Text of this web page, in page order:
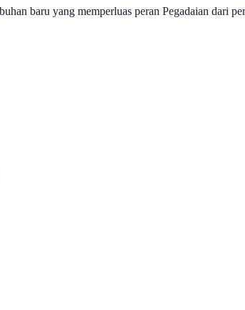
baru yang memperluas peran Pegadaian dari